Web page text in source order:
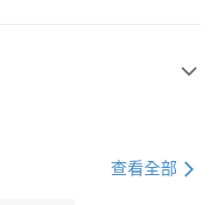
查看全部